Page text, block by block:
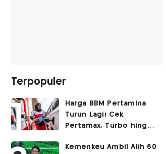
Terpopuler
Harga BBM Pertamina
Turun Lagi! Cek
Pertamax, Turbo hingga
Agustus 2026
Kemenkeu Ambil Alih 60